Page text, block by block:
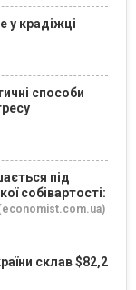
у крадіжці
способи
під
собівартості:
склав $82,2